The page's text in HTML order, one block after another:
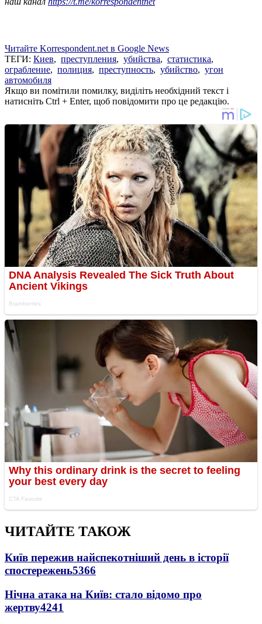
Читайте Korrespondent.net в Google News
ТЕГИ: Киев, преступления, убийства, статистика,
ограбление, полиция, преступность, убийство, угон
автомобиля
Якщо ви помітили помилку, виділіть необхідний текст і
натисніть Ctrl + Enter, щоб повідомити про це редакцію.
ЧИТАЙТЕ ТАКОЖ
Київ пережив найспекотніший день в історії
спостережень5366
Нічна атака на Київ: стало відомо про
жертву4241